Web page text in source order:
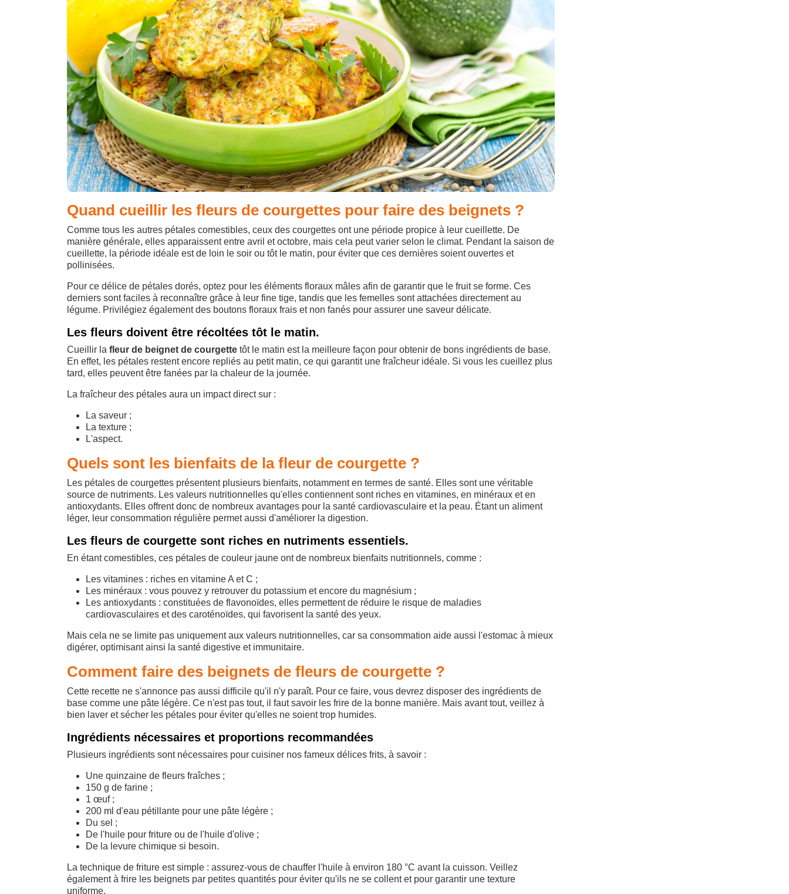
Quand cueillir les fleurs de courgettes pour faire des beignets ?
Comme tous les autres pétales comestibles, ceux des courgettes ont une période propice à leur cueillette. De
manière générale, elles apparaissent entre avril et octobre, mais cela peut varier selon le climat. Pendant la saison de
cueillette, la période idéale est de loin le soir ou tôt le matin, pour éviter que ces dernières soient ouvertes et
pollinisées.
Pour ce délice de pétales dorés, optez pour les éléments floraux mâles afin de garantir que le fruit se forme. Ces
derniers sont faciles à reconnaître grâce à leur fine tige, tandis que les femelles sont attachées directement au
légume. Privilégiez également des boutons floraux frais et non fanés pour assurer une saveur délicate.
Les fleurs doivent être récoltées tôt le matin.
Cueillir la fleur de beignet de courgette tôt le matin est la meilleure façon pour obtenir de bons ingrédients de base.
En effet, les pétales restent encore repliés au petit matin, ce qui garantit une fraîcheur idéale. Si vous les cueillez plus
tard, elles peuvent être fanées par la chaleur de la journée.
La fraîcheur des pétales aura un impact direct sur :
La saveur ;
La texture ;
L'aspect.
Quels sont les bienfaits de la fleur de courgette ?
Les pétales de courgettes présentent plusieurs bienfaits, notamment en termes de santé. Elles sont une véritable
source de nutriments. Les valeurs nutritionnelles qu'elles contiennent sont riches en vitamines, en minéraux et en
antioxydants. Elles offrent donc de nombreux avantages pour la santé cardiovasculaire et la peau. Étant un aliment
léger, leur consommation régulière permet aussi d'améliorer la digestion.
Les fleurs de courgette sont riches en nutriments essentiels.
En étant comestibles, ces pétales de couleur jaune ont de nombreux bienfaits nutritionnels, comme :
Les vitamines : riches en vitamine A et C ;
Les minéraux : vous pouvez y retrouver du potassium et encore du magnésium ;
Les antioxydants : constituées de flavonoïdes, elles permettent de réduire le risque de maladies
cardiovasculaires et des caroténoïdes, qui favorisent la santé des yeux.
Mais cela ne se limite pas uniquement aux valeurs nutritionnelles, car sa consommation aide aussi l'estomac à mieux
digérer, optimisant ainsi la santé digestive et immunitaire.
Comment faire des beignets de fleurs de courgette ?
Cette recette ne s'annonce pas aussi difficile qu'il n'y paraît. Pour ce faire, vous devrez disposer des ingrédients de
base comme une pâte légère. Ce n'est pas tout, il faut savoir les frire de la bonne manière. Mais avant tout, veillez à
bien laver et sécher les pétales pour éviter qu'elles ne soient trop humides.
Ingrédients nécessaires et proportions recommandées
Plusieurs ingrédients sont nécessaires pour cuisiner nos fameux délices frits, à savoir :
Une quinzaine de fleurs fraîches ;
150 g de farine ;
1 œuf ;
200 ml d'eau pétillante pour une pâte légère ;
Du sel ;
De l'huile pour friture ou de l'huile d'olive ;
De la levure chimique si besoin.
La technique de friture est simple : assurez-vous de chauffer l'huile à environ 180 °C avant la cuisson. Veillez
également à frire les beignets par petites quantités pour éviter qu'ils ne se collent et pour garantir une texture
uniforme.